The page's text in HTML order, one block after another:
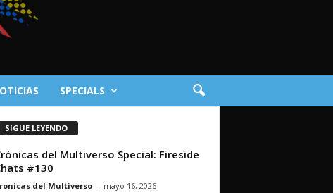
SPECIALS
SIGUE LEYENDO
del Multiverso Special: Fireside
#130
del Multiverso - mayo 16, 2026